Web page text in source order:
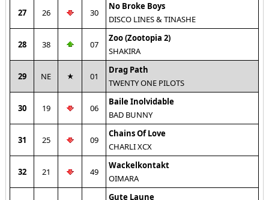
27 26 30
No Broke Boys
DISCO LINES & TINASHE
28 38 07
Zoo (Zootopia 2)
SHAKIRA
29 NE 01
Drag Path
TWENTY ONE PILOTS
30 19 06
Baile Inolvidable
BAD BUNNY
31 25 09
Chains Of Love
CHARLI XCX
32 21 49
Wackelkontakt
OIMARA
Gute Laune